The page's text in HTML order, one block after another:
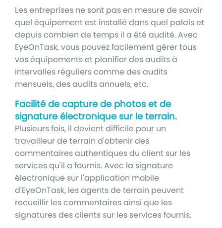
Les entreprises ne sont pas en mesure de savoir
quel équipement est installé dans quel palais et
depuis combien de temps il a été audité. Avec
EyeOnTask, vous pouvez facilement gérer tous
vos équipements et planifier des audits à
intervalles réguliers comme des audits
mensuels, des audits annuels, etc.
Facilité de capture de photos et de
signature électronique sur le terrain.
Plusieurs fois, il devient difficile pour un
travailleur de terrain d'obtenir des
commentaires authentiques du client sur les
services qu'il a fournis. Avec la signature
électronique sur l'application mobile
d'EyeOnTask, les agents de terrain peuvent
recueillir les commentaires ainsi que les
signatures des clients sur les services fournis.